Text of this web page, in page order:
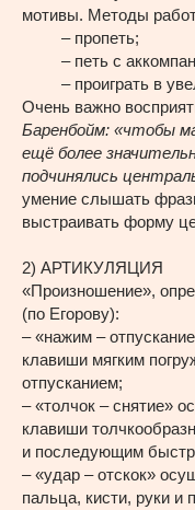
мотивы. Методы
– пропеть;
– петь с
– проиграть в
Очень важно
Баренбойм: «чтобы
ещё более
подчинялись
умение слышать
выстраивать форму
2) АРТИКУЛЯЦИЯ
«Произношение»,
(по Егорову):
– «нажим –
клавиши мягким
отпусканием;
– «толчок – снятие»
клавиши
и последующим
– «удар – отскок»
пальца, кисти, руки